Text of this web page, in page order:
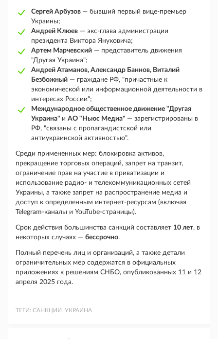
Сергей Арбузов — бывший первый вице-премьер
Украины;
Андрей Клюев — экс-глава администрации
президента Виктора Януковича;
Артем Марчевский — представитель движения
"Другая Украина";
Андрей Атаманов, Александр Баннов, Виталий
Безбожный — граждане РФ, "причастные к
экономической или информационной деятельности в
интересах России";
Международное общественное движение "Другая
Украина" и АО "Ньюс Медиа" — зарегистрированы в
РФ, "связаны с пропагандистской или
антиукраинской активностью".
Среди примененных мер: блокировка активов,
прекращение торговых операций, запрет на транзит,
ограничение прав на участие в приватизации и
использование радио- и телекоммуникационных сетей
Украины, а также запрет на распространение медиа и
доступ к определенным интернет-ресурсам (включая
Telegram-каналы и YouTube-страницы).
Срок действия большинства санкций составляет 10 лет, в
некоторых случаях — бессрочно.
Полный перечень лиц и организаций, а также детали
ограничительных мер содержатся в официальных
приложениях к решениям СНБО, опубликованных 11 и 12
апреля 2025 года.
ТЕГИ: САНКЦИИ_УКРАИНА